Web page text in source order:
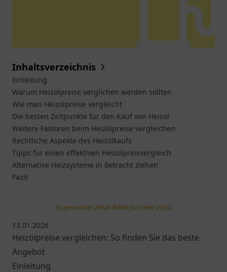
Inhaltsverzeichnis
Einleitung
Warum Heizölpreise verglichen werden sollten
Wie man Heizölpreise vergleicht
Die besten Zeitpunkte für den Kauf von Heizöl
Weitere Faktoren beim Heizölpreise vergleichen
Rechtliche Aspekte des Heizölkaufs
Tipps für einen effektiven Heizölpreisvergleich
Alternative Heizsysteme in Betracht ziehen
Fazit
KI generierter Inhalt (klicke für mehr Infos)
13.01.2026
Heizölpreise vergleichen: So finden Sie das beste
Angebot
Einleitung